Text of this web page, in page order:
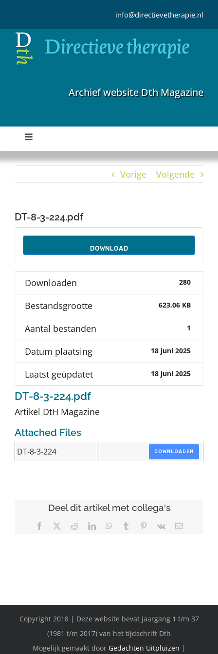
inhoud
info@directievetherapie.nl
Archief website Dth Magazine
Toggle
Navigation
Home
Auteurs
Over Dth
Contact
Vorige Volgende
DT-8-3-224.pdf
DOWNLOAD
Downloaden 280
Bestandsgrootte 623.06 KB
Aantal bestanden 1
Datum plaatsing 18 juni 2025
Laatst geüpdatet 18 juni 2025
DT-8-3-224.pdf
Artikel DtH Magazine
Attached Files
DT-8-3-224 DOWNLOADEN
Deel dit artikel met collega's
Facebook RedditLinkedInWhatsApp
Tumblr Pinterest
Vk
E-
Copyright 2018 | Deze website bevat jaargang 1 t/m 37
(1981 t/m 2017) van het tijdschrift Dth
Mogelijk gemaakt door Gedachten Uitpluizen |